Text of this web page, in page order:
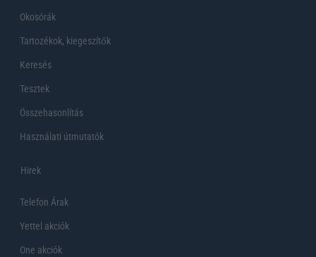
Okosórák
Tartozékok, kiegeszítők
Keresés
Tesztek
Összehasonlítás
Használati útmutatók
Hirek
Telefon Árak
Yettel akciók
One akciók